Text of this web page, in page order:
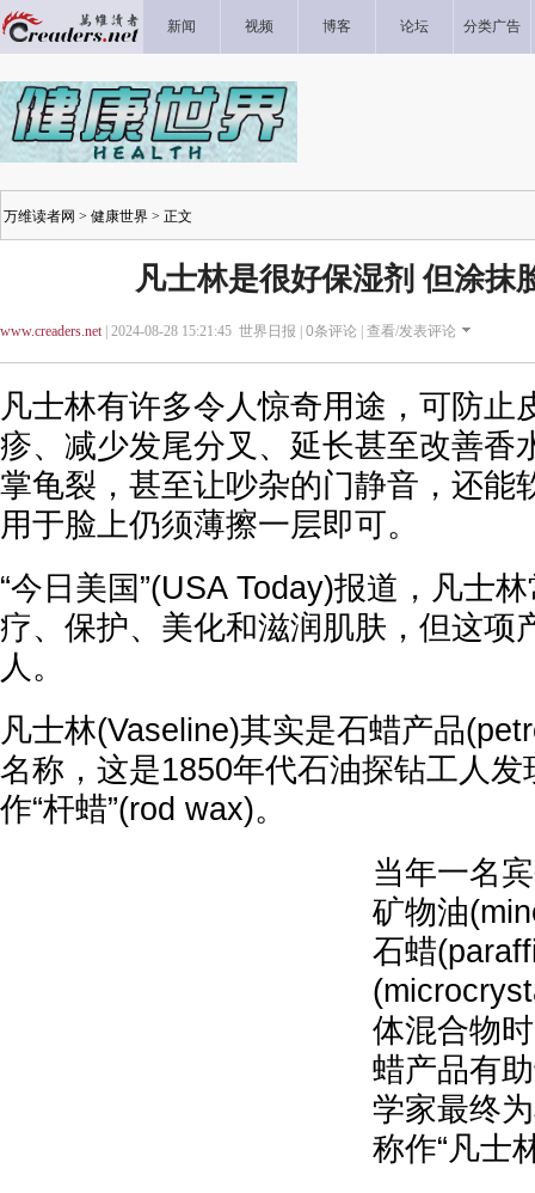
新闻 视频 博客 论坛 分类广告
万维读者网 > 健康世界 > 正文
凡士林是很好保湿剂 但涂抹
www.creaders.net| 2024-08-28 15:21:45 世界日报 | 0条评论 | 查看/发表评论
凡士林有许多令人惊奇用途，可防止
疹、减少发尾分叉、延长甚至改善香
掌龟裂，甚至让吵杂的门静音，还能
用于脸上仍须薄擦一层即可。
“今日美国”(USA Today)报道，凡士
疗、保护、美化和滋润肌肤，但这项
人。
凡士林(Vaseline)其实是石蜡产品
名称，这是1850年代石油探钻工人发
作“杆蜡”(rod wax)。
当年一名
矿物油
石蜡
体混合物
蜡产品有
学家最终
称作“凡士